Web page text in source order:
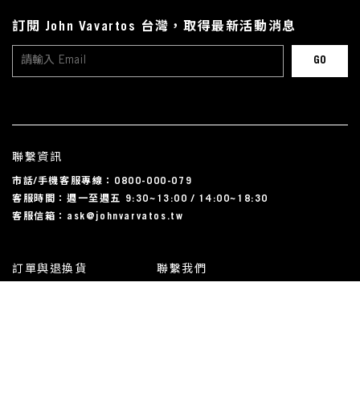
訂單與退換貨 聯繫我們
聯繫資訊
市話/手機客服專線：0800-000-079
客服時間：週一至週五 9:30~13:00 / 14:00~18:30
客服信箱：ask@johnvarvatos.tw
訂閱 John Vavartos 台灣，取得最新活動消息